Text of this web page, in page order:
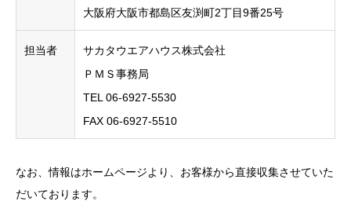
大阪府大阪市都島区友渕町2丁目9番25号
担当者
サカタウエアハウス株式会社
ＰＭＳ事務局
TEL 06-6927-5530
FAX 06-6927-5510
なお、情報はホームページより、お客様から直接収集させていた
だいております。